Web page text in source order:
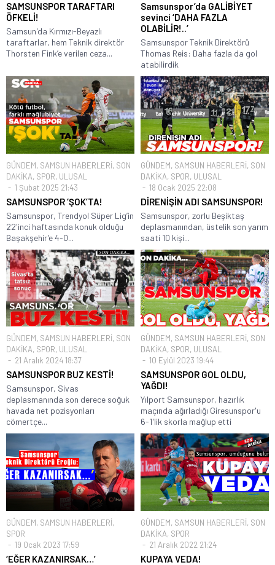
SAMSUNSPOR TARAFTARI
ÖFKELİ!
Samsun'da Kırmızı-Beyazlı
taraftarlar, hem Teknik direktör
Thorsten Fink’e verilen ceza...
Samsunspor’da GALİBİYET
sevinci ‘DAHA FAZLA
OLABİLİR!..’
Samsunspor Teknik Direktörü
Thomas Reis: Daha fazla da gol
atabilirdik
GÜNDEM, SAMSUN HABERLERİ, SON
DAKİKA, SPOR, ULUSAL
1 Şubat 2025 21:43
SAMSUNSPOR ‘ŞOK’TA!
Samsunspor, Trendyol Süper Lig’in
22'inci haftasında konuk olduğu
Başakşehir'e 4-0...
GÜNDEM, SAMSUN HABERLERİ, SON
DAKİKA, SPOR, ULUSAL
18 Ocak 2025 22:08
DİRENİŞİN ADI SAMSUNSPOR!
Samsunspor, zorlu Beşiktaş
deplasmanından, üstelik son yarım
saati 10 kişi...
GÜNDEM, SAMSUN HABERLERİ, SON
DAKİKA, SPOR, ULUSAL
21 Aralık 2024 18:37
SAMSUNSPOR BUZ KESTİ!
Samsunspor, Sivas
deplasmanında son derece soğuk
havada net pozisyonları
cömertçe...
GÜNDEM, SAMSUN HABERLERİ, SON
DAKİKA, SPOR, ULUSAL
10 Eylül 2023 19:44
SAMSUNSPOR GOL OLDU,
YAĞDI!
Yılport Samsunspor, hazırlık
maçında ağırladığı Giresunspor'u
6-1'lik skorla mağlup etti
GÜNDEM, SAMSUN HABERLERİ,
SPOR
19 Ocak 2023 17:59
‘EĞER KAZANIRSAK…’
GÜNDEM, SAMSUN HABERLERİ, SON
DAKİKA, SPOR
21 Aralık 2022 21:24
KUPAYA VEDA!